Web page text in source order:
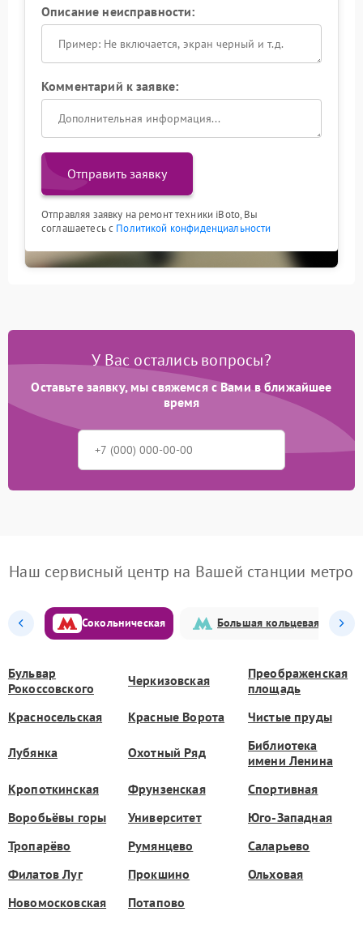
Описание неисправности:
Комментарий к заявке:
Отправить заявку
Отправляя заявку на ремонт техники iBoto, Вы
соглашаетесь с Политикой конфиденциальности
У Вас остались вопросы?
Оставьте заявку, мы свяжемся с Вами в ближайшее
время
Наш сервисный центр на Вашей станции метро
Сокольническая Большая кольцевая
Бульвар
Рокоссовского
Черкизовская
Преображенская
площадь
Красносельская
Красные Ворота Чистые пруды
Лубянка Охотный Ряд
Библиотека
имени Ленина
Кропоткинская
Фрунзенская
Спортивная
Воробьёвы горы
Университет
Юго-Западная
Тропарёво
Румянцево
Саларьево
Филатов Луг
Прокшино
Ольховая
Новомосковская
Потапово